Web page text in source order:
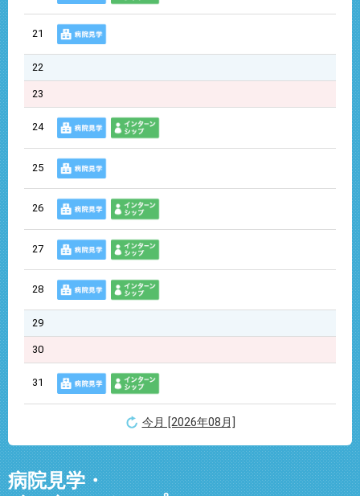
21
22
23
24
25
26
27
28
29
30
31
今月 [2026年08月]
病院見学・